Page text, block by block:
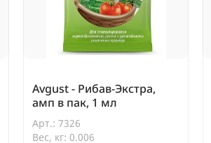
Avgust - Рибав-Экстра,
амп в пак, 1 мл
Арт.: 7326
Вес, кг: 0.006